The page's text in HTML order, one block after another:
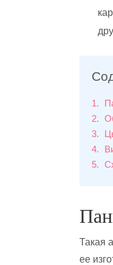
1
2
3
4
5
Такая
ее